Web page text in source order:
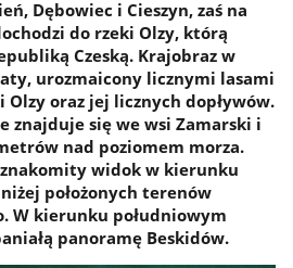
Dębowiec i Cieszyn, zaś na
do rzeki Olzy, którą
Czeską. Krajobraz w
urozmaicony licznymi lasami
oraz jej licznych dopływów.
znajduje się we wsi Zamarski i
nad poziomem morza.
widok w kierunku
położonych terenów
W kierunku południowym
panoramę Beskidów.